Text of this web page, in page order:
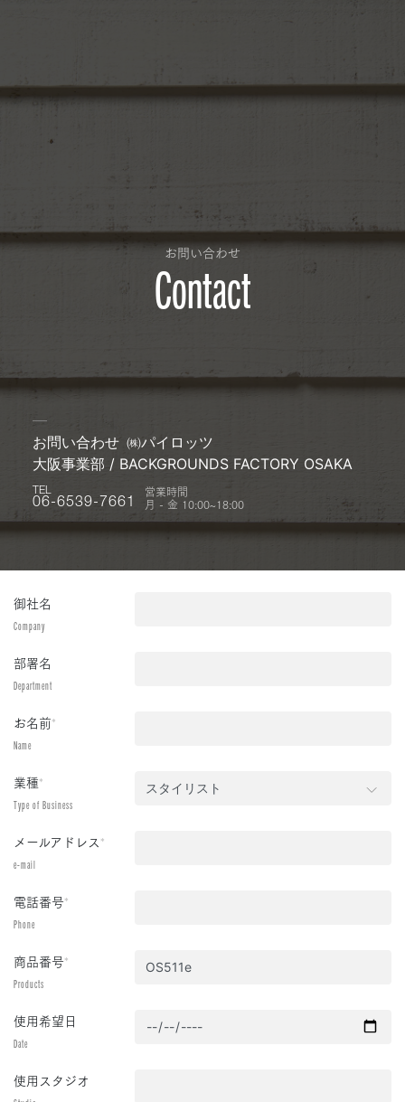
お問い合わせ
Contact
お問い合わせ ㈱パイロッツ
大阪事業部 / BACKGROUNDS FACTORY OSAKA
TEL
06-6539-7661
営業時間
月 - 金 10:00~18:00
御社名
Company
部署名
Department
お名前*
Name
業種*
Type of Business
メールアドレス*
e-mail
電話番号*
Phone
商品番号*
Products
使用希望日
Date
使用スタジオ